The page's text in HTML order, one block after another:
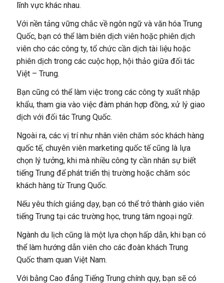
lĩnh vực khác nhau.
Với nền tảng vững chắc về ngôn ngữ và văn hóa Trung
Quốc, bạn có thể làm biên dịch viên hoặc phiên dịch
viên cho các công ty, tổ chức cần dịch tài liệu hoặc
phiên dịch trong các cuộc họp, hội thảo giữa đối tác
Việt – Trung.
Bạn cũng có thể làm việc trong các công ty xuất nhập
khẩu, tham gia vào việc đàm phán hợp đồng, xử lý giao
dịch với đối tác Trung Quốc.
Ngoài ra, các vị trí như nhân viên chăm sóc khách hàng
quốc tế, chuyên viên marketing quốc tế cũng là lựa
chọn lý tưởng, khi mà nhiều công ty cần nhân sự biết
tiếng Trung để phát triển thị trường hoặc chăm sóc
khách hàng từ Trung Quốc.
Nếu yêu thích giảng dạy, bạn có thể trở thành giáo viên
tiếng Trung tại các trường học, trung tâm ngoại ngữ.
Ngành du lịch cũng là một lựa chọn hấp dẫn, khi bạn có
thể làm hướng dẫn viên cho các đoàn khách Trung
Quốc tham quan Việt Nam.
Với bằng Cao đẳng Tiếng Trung chính quy, bạn sẽ có